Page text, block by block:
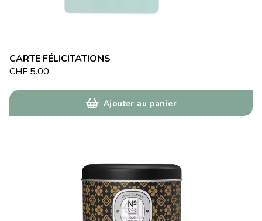
CARTE FÉLICITATIONS
CHF 5.00
Ajouter au panier